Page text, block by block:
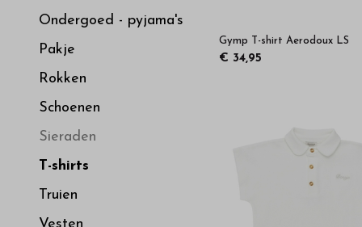
onze
webshop
Ondergoed - pyjama's
Pakje
Rokken
Schoenen
Sieraden
T-shirts
Truien
Vesten
Gymp T-shirt Aerodoux LS
€ 34,95